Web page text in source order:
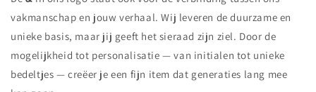
vakmanschap en jouw verhaal. Wij leveren de duurzame en
unieke basis, maar jij geeft het sieraad zijn ziel. Door de
mogelijkheid tot personalisatie — van initialen tot unieke
bedeltjes — creëer je een fijn item dat generaties lang mee